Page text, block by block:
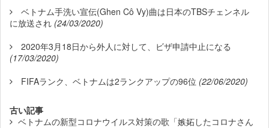
ベトナム手洗い宣伝(Ghen Cô Vy)曲は日本のTBSチェンネル
に放送され (24/03/2020)
2020年3月18日から外人に対して、ビザ申請中止になる
(17/03/2020)
FIFAランク、ベトナムは2ランクアップの96位 (22/06/2020)
古い記事
ベトナムの新型コロナウイルス対策の歌「嫉妬したコロナさん